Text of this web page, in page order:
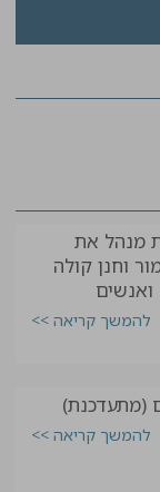
מנהל את
וחנן קולה
ואנשים
להמשך קריאה >>
(מתעדכנת)
להמשך קריאה >>